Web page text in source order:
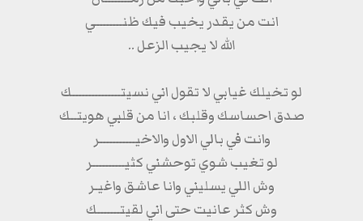
انت من يقدر يخيب فيك ظنــــــــي
الله لا يجيب الزعل ..
لو تخيلك غيابي لا تقول اني نسيتـــــــــــــــك
صدق احساسك وقلبك ، انا من قلبي هويتــك
وانت في بالي الاول والاخيـــــــــــر
لو تغيب شوي توحشني كثيــــــــــر
وش اللي يسليني وانا عاشق واغيـر
وش كثر عانيت حتى اني لقيتـــــــك